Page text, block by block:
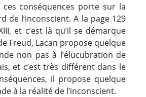
conséquences porte sur la
de l’inconscient. A la page 129
et c’est là qu’il se démarque
Freud, Lacan propose quelque
non pas à l’élucubration de
et c’est très différent dans le
il propose quelque
à la réalité de l’inconscient.